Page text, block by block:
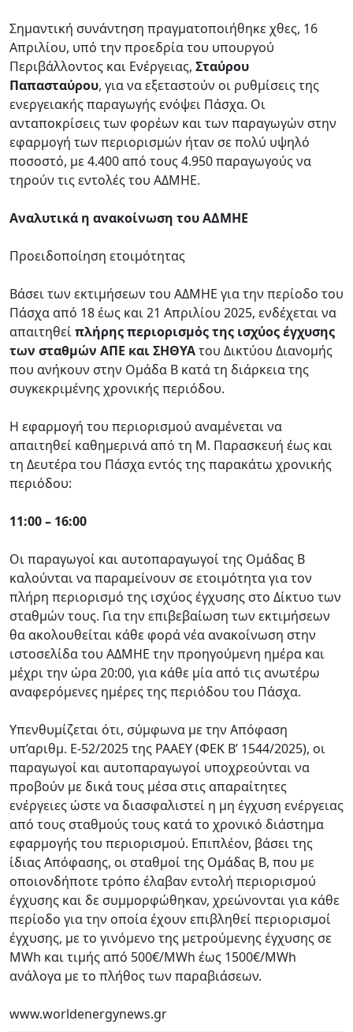
Σημαντική συνάντηση πραγματοποιήθηκε χθες, 16
Απριλίου, υπό την προεδρία του υπουργού
Περιβάλλοντος και Ενέργειας, Σταύρου
Παπασταύρου, για να εξεταστούν οι ρυθμίσεις της
ενεργειακής παραγωγής ενόψει Πάσχα. Οι
ανταποκρίσεις των φορέων και των παραγωγών στην
εφαρμογή των περιορισμών ήταν σε πολύ υψηλό
ποσοστό, με 4.400 από τους 4.950 παραγωγούς να
τηρούν τις εντολές του ΑΔΜΗΕ.
Αναλυτικά η ανακοίνωση του ΑΔΜΗΕ
Προειδοποίηση ετοιμότητας
Βάσει των εκτιμήσεων του ΑΔΜΗΕ για την περίοδο του
Πάσχα από 18 έως και 21 Απριλίου 2025, ενδέχεται να
απαιτηθείπλήρης περιορισμός της ισχύος έγχυσης
των σταθμών ΑΠΕ και ΣΗΘΥΑτου Δικτύου Διανομής
που ανήκουν στην Ομάδα Β κατά τη διάρκεια της
συγκεκριμένης χρονικής περιόδου.
Η εφαρμογή του περιορισμού αναμένεται να
απαιτηθεί καθημερινά από τη Μ. Παρασκευή έως και
τη Δευτέρα του Πάσχα εντός της παρακάτω χρονικής
περιόδου:
11:00 – 16:00
Οι παραγωγοί και αυτοπαραγωγοί της Ομάδας Β
καλούνται να παραμείνουν σε ετοιμότητα για τον
πλήρη περιορισμό της ισχύος έγχυσης στο Δίκτυο των
σταθμών τους. Για την επιβεβαίωση των εκτιμήσεων
θα ακολουθείται κάθε φορά νέα ανακοίνωση στην
ιστοσελίδα του ΑΔΜΗΕ την προηγούμενη ημέρα και
μέχρι την ώρα 20:00, για κάθε μία από τις ανωτέρω
αναφερόμενες ημέρες της περιόδου του Πάσχα.
Υπενθυμίζεται ότι, σύμφωνα με την Απόφαση
υπ’αριθμ. Ε-52/2025 της ΡΑΑΕΥ (ΦΕΚ Β’ 1544/2025), οι
παραγωγοί και αυτοπαραγωγοί υποχρεούνται να
προβούν με δικά τους μέσα στις απαραίτητες
ενέργειες ώστε να διασφαλιστεί η μη έγχυση ενέργειας
από τους σταθμούς τους κατά το χρονικό διάστημα
εφαρμογής του περιορισμού. Επιπλέον, βάσει της
ίδιας Απόφασης, οι σταθμοί της Ομάδας Β, που με
οποιονδήποτε τρόπο έλαβαν εντολή περιορισμού
έγχυσης και δε συμμορφώθηκαν, χρεώνονται για κάθε
περίοδο για την οποία έχουν επιβληθεί περιορισμοί
έγχυσης, με το γινόμενο της μετρούμενης έγχυσης σε
MWh και τιμής από 500€/MWh έως 1500€/MWh
ανάλογα με το πλήθος των παραβιάσεων.
www.worldenergynews.gr